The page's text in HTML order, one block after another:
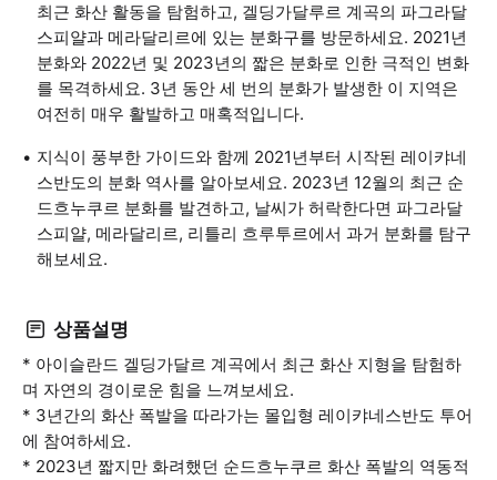
최근 화산 활동을 탐험하고, 겔딩가달루르 계곡의 파그라달
스피얄과 메라달리르에 있는 분화구를 방문하세요. 2021년
분화와 2022년 및 2023년의 짧은 분화로 인한 극적인 변화
를 목격하세요. 3년 동안 세 번의 분화가 발생한 이 지역은
여전히 매우 활발하고 매혹적입니다.
지식이 풍부한 가이드와 함께 2021년부터 시작된 레이캬네
스반도의 분화 역사를 알아보세요. 2023년 12월의 최근 순
드흐누쿠르 분화를 발견하고, 날씨가 허락한다면 파그라달
스피얄, 메라달리르, 리틀리 흐루투르에서 과거 분화를 탐구
해보세요.
상품설명
* 아이슬란드 겔딩가달르 계곡에서 최근 화산 지형을 탐험하
며 자연의 경이로운 힘을 느껴보세요.
* 3년간의 화산 폭발을 따라가는 몰입형 레이캬네스반도 투어
에 참여하세요.
* 2023년 짧지만 화려했던 순드흐누쿠르 화산 폭발의 역동적